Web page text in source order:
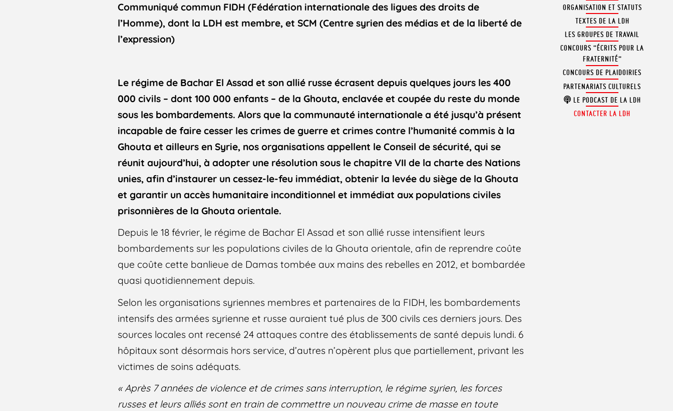
Communiqué commun FIDH (Fédération internationale des ligues des droits de
l’Homme), dont la LDH est membre, etSCM (Centre syrien des médias et de la liberté de
l’expression)
Le régime de Bachar El Assad et son allié russe écrasent depuis quelques jours les 400
000 civils – dont 100 000 enfants – de la Ghouta, enclavée et coupée du reste du monde
sous les bombardements. Alors que la communauté internationale a été jusqu’à présent
incapable de faire cesser les crimes de guerre et crimes contre l’humanité commis à la
Ghouta et ailleurs en Syrie, nos organisations appellent le Conseil de sécurité, qui se
réunit aujourd’hui, à adopter une résolution sous le chapitre VII de la charte des Nations
unies, afin d’instaurer un cessez-le-feu immédiat, obtenir la levée du siège de la Ghouta
et garantir un accès humanitaire inconditionnel et immédiat aux populations civiles
prisonnières de la Ghouta orientale.
Depuis le 18 février, le régime de Bachar El Assad et son allié russe intensifient leurs
bombardements sur les populations civiles de la Ghouta orientale, afin de reprendre coûte
que coûte cette banlieue de Damas tombée aux mains des rebelles en 2012, et bombardée
quasi quotidiennement depuis.
Selon les organisations syriennes membres et partenaires de la FIDH, les bombardements
intensifs des armées syrienne et russe auraient tué plus de 300 civils ces derniers jours. Des
sources locales ont recensé 24 attaques contre des établissements de santé depuis lundi. 6
hôpitaux sont désormais hors service, d’autres n’opèrent plus que partiellement, privant les
victimes de soins adéquats.
« Après 7 années de violence et de crimes sans interruption, le régime syrien, les forces
russes et leurs alliés sont en train de commettre un nouveau crime de masse en toute
ORGANISATION ET STATUTS
TEXTES DE LA LDH
LES GROUPES DE TRAVAIL
CONCOURS “ÉCRITS POUR LA
FRATERNITÉ”
CONCOURS DE PLAIDOIRIES
PARTENARIATS CULTURELS
LE PODCAST DE LA LDH
CONTACTER LA LDH